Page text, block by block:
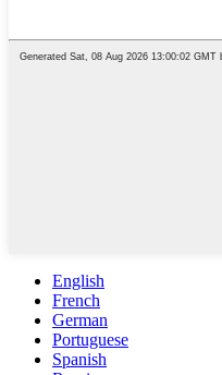
English
French
German
Portuguese
Spanish